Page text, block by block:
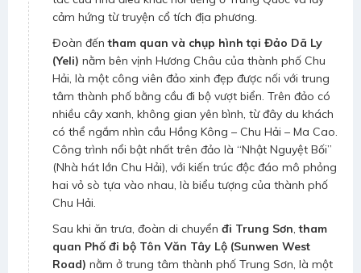
cảm hứng từ truyện cổ tích địa phương.
Đoàn đếntham quan và chụp hình tại Đảo Dã Ly
(Yeli) nằm bên vịnh Hương Châu của thành phố Chu
Hải, là một công viên đảo xinh đẹp được nối với trung
tâm thành phố bằng cầu đi bộ vượt biển. Trên đảo có
nhiều cây xanh, không gian yên bình, từ đây du khách
có thể ngắm nhìn cầu Hồng Kông – Chu Hải – Ma Cao.
Công trình nổi bật nhất trên đảo là “Nhật Nguyệt Bối”
(Nhà hát lớn Chu Hải), với kiến trúc độc đáo mô phỏng
hai vỏ sò tựa vào nhau, là biểu tượng của thành phố
Chu Hải.
Sau khi ăn trưa, đoàn di chuyển đi Trung Sơn ,tham
quan Phố đi bộ Tôn Văn Tây Lộ (Sunwen West
Road) nằm ở trung tâm thành phố Trung Sơn, là một